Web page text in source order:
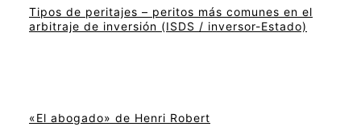
Tipos de peritajes – peritos más comunes en el
arbitraje de inversión (ISDS / inversor-Estado)
«El abogado» de Henri Robert